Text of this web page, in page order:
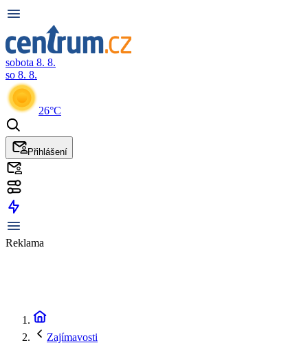
sobota 8. 8.
so 8. 8.
26°C
Přihlášení
Reklama
Zajímavosti